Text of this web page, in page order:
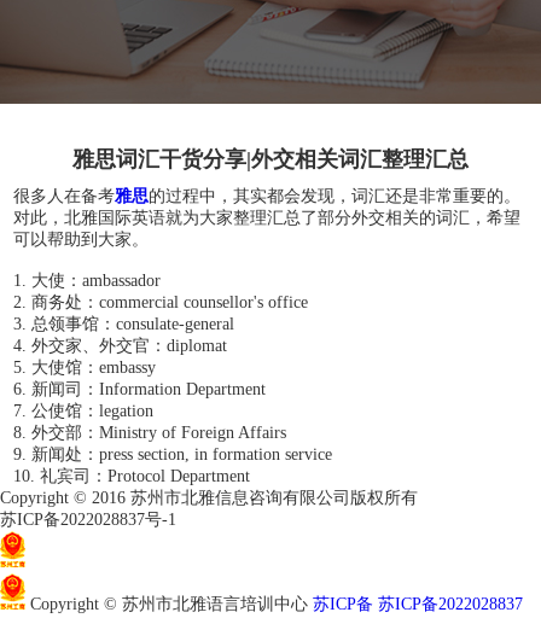
雅思词汇干货分享|外交相关词汇整理汇总
很多人在备考雅思的过程中，其实都会发现，词汇还是非常重要的。
对此，北雅国际英语就为大家整理汇总了部分外交相关的词汇，希望
可以帮助到大家。
1. 大使：ambassador
2. 商务处：commercial counsellor's office
3. 总领事馆：consulate-general
4. 外交家、外交官：diplomat
5. 大使馆：embassy
6. 新闻司：Information Department
7. 公使馆：legation
8. 外交部：Ministry of Foreign Affairs
9. 新闻处：press section, in formation service
10. 礼宾司：Protocol Department
Copyright © 2016 苏州市北雅信息咨询有限公司版权所有
苏ICP备2022028837号-1
Copyright © 苏州市北雅语言培训中心 苏ICP备 苏ICP备2022028837